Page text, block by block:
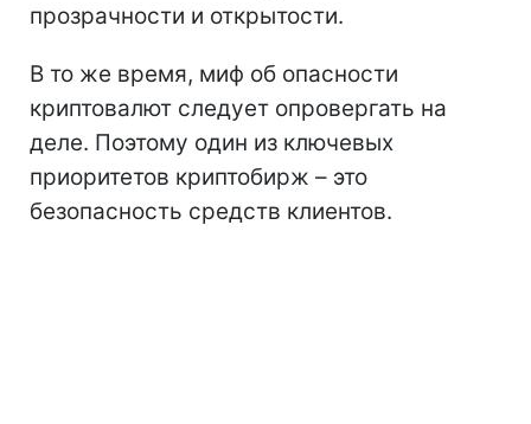
прозрачности и открытости.
В то же время, миф об опасности
криптовалют следует опровергать на
деле. Поэтому один из ключевых
приоритетов криптобирж – это
безопасность средств клиентов.